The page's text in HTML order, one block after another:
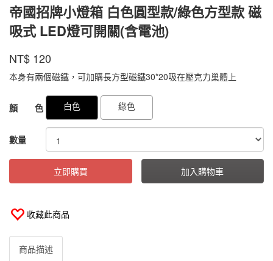
帝國招牌小燈箱 白色圓型款/綠色方型款 磁
吸式 LED燈可開關(含電池)
商品代號 SYRTRTMLR
SYRTRTMLR
品牌
螞
帝
國
NT$ 120
本身有兩個磁鐵，可加購長方型磁鐵30*20吸在壓克力巢體上
GOODS000000000000000710357
顏 色 白色 綠色
數量
立即購買 加入購物車
收藏此商品
商品描述